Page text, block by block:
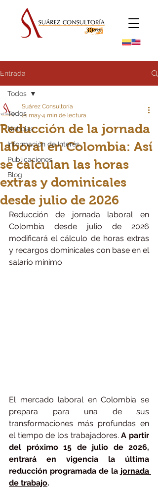
Entrada
Todos
Noticias
Información de Interés
Publicaciones
Blog
Todos
Reducción de la jornada
laboral en Colombia: Así
se calculan las horas
extras y dominicales
desde julio de 2026
Suárez Consultoría
21 may 4 min de lectura
Reducción de jornada laboral en
Colombia desde julio de 2026
modificará el cálculo de horas extras
y recargos dominicales con base en el
salario mínimo
El mercado laboral en Colombia se
prepara para una de sus
transformaciones más profundas en
el tiempo de los trabajadores. A partir
del próximo 15 de julio de 2026,
entrará en vigencia la última
reducción programada de la jornada
de trabajo.